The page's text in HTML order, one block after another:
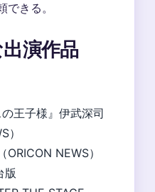
きる。
演作品
王子様』伊武深司
）
NEWS）
版